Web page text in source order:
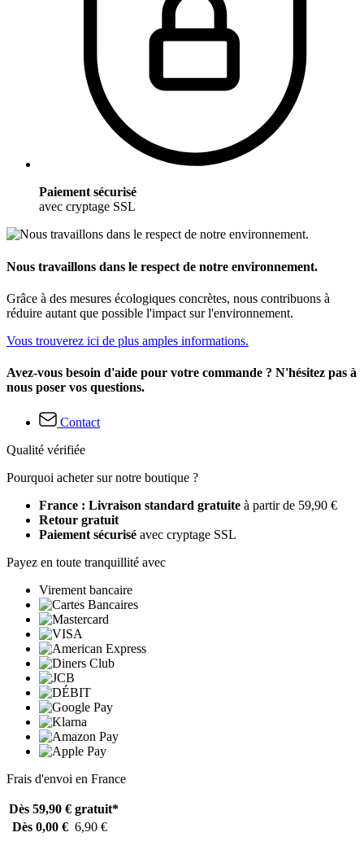
Paiement sécurisé
avec cryptage SSL
Nous travaillons dans le respect de notre environnement.
Grâce à des mesures écologiques concrètes, nous contribuons à
réduire autant que possible l'impact sur l'environnement.
Vous trouverez ici de plus amples informations.
Avez-vous besoin d'aide pour votre commande ? N'hésitez pas à
nous poser vos questions.
Contact
Qualité vérifiée
Pourquoi acheter sur notre boutique ?
France : Livraison standard gratuite à partir de 59,90 €
Retour gratuit
Paiement sécurisé avec cryptage SSL
Payez en toute tranquillité avec
Virement bancaire
Frais d'envoi en France
Dès 59,90 € gratuit*
Dès 0,00 € 6,90 €